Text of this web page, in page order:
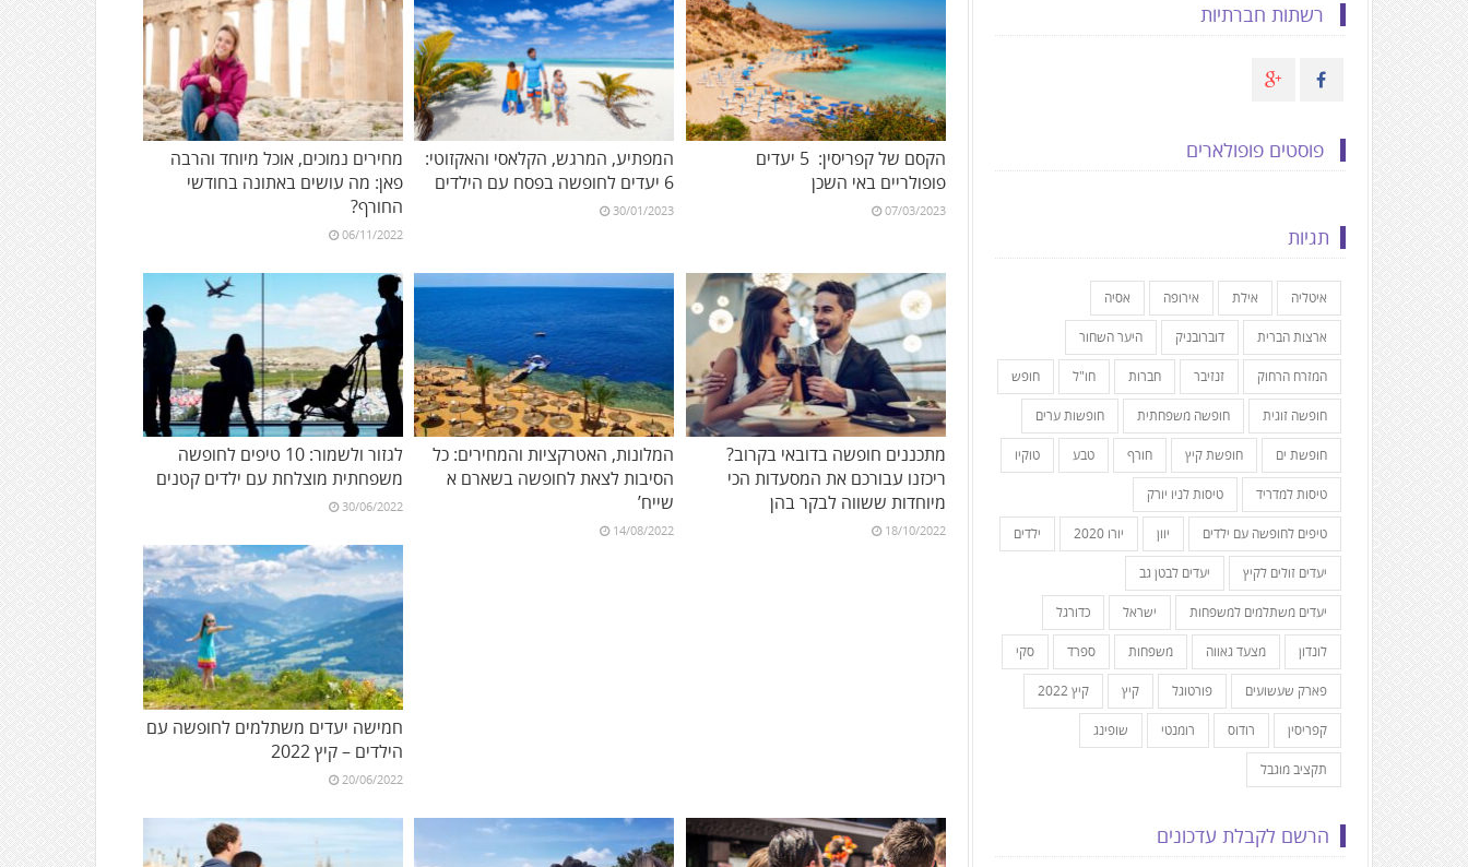
הקסם של קפריסין: 5 יעדים
פופולריים באי השכן
07/03/2023
המפתיע, המרגש, הקלאסי והאקזוטי:
6 יעדים לחופשה בפסח עם הילדים
30/01/2023
מחירים נמוכים, אוכל מיוחד והרבה
פאן: מה עושים באתונה בחודשי
החורף?
06/11/2022
מתכננים חופשה בדובאי בקרוב?
ריכזנו עבורכם את המסעדות הכי
מיוחדות ששווה לבקר בהן
18/10/2022
המלונות, האטרקציות והמחירים: כל
הסיבות לצאת לחופשה בשארם א
שייח’
14/08/2022
לגזור ולשמור: 10 טיפים לחופשה
משפחתית מוצלחת עם ילדים קטנים
30/06/2022
חמישה יעדים משתלמים לחופשה עם
הילדים – קיץ 2022
20/06/2022
רשתות חברתיות
פוסטים פופולארים
תגיות
איטליה אילת אירופה אסיה
ארצות הברית דוברובניק היער השחור
המזרח הרחוק זנזיבר חברות חו"ל חופש
חופשה זוגית חופשה משפחתית חופשות ערים
חופשת ים חופשת קיץ חורף טבע טוקיו
טיסות למדריד טיסות לניו יורק
טיפים לחופשה עם ילדים יוון יורו 2020 ילדים
יעדים זולים לקיץ יעדים לבטן גב
יעדים משתלמים למשפחות ישראל כדורגל
לונדון מצעד גאווה משפחות ספרד סקי
פארק שעשועים פורטוגל קיץ קיץ 2022
קפריסין רודוס רומנטי שופינג
תקציב מוגבל
הרשם לקבלת עדכונים